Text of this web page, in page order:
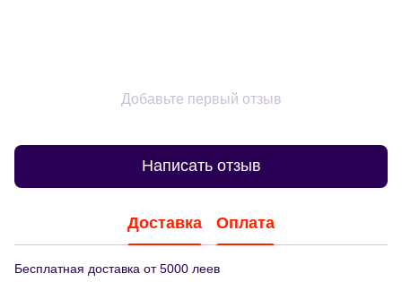
Добавьте первый отзыв
Написать отзыв
Доставка Оплата
Бесплатная доставка от 5000 леев